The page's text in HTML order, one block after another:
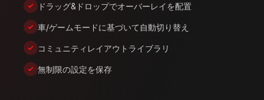
ドラッグ&ドロップでオーバーレイを配置
車/ゲームモードに基づいて自動切り替え
コミュニティレイアウトライブラリ
無制限の設定を保存